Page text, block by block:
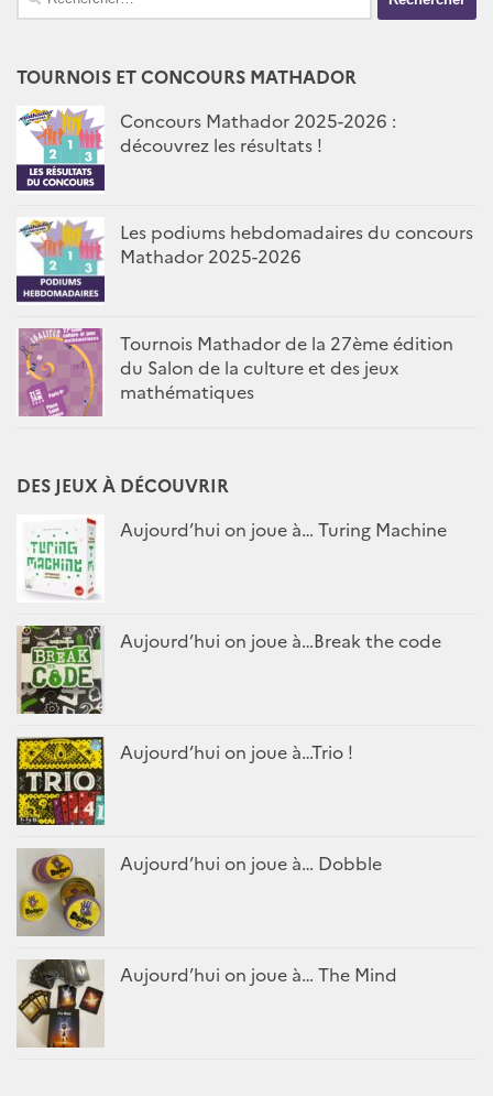
TOURNOIS ET CONCOURS MATHADOR
Concours Mathador 2025-2026 :
découvrez les résultats !
Les podiums hebdomadaires du concours
Mathador 2025-2026
Tournois Mathador de la 27ème édition
du Salon de la culture et des jeux
mathématiques
DES JEUX À DÉCOUVRIR
Aujourd’hui on joue à… Turing Machine
Aujourd’hui on joue à…Break the code
Aujourd’hui on joue à…Trio !
Aujourd’hui on joue à… Dobble
Aujourd’hui on joue à… The Mind